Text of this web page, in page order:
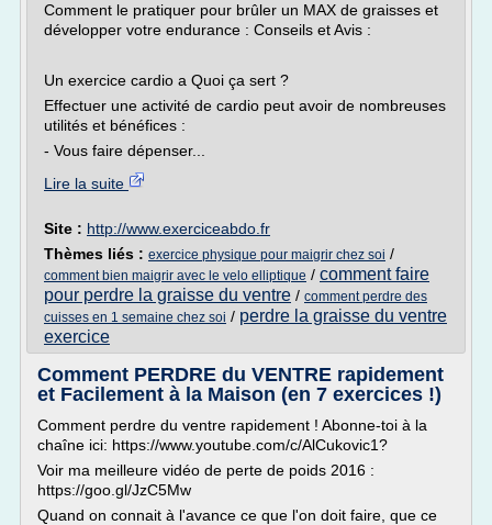
Comment le pratiquer pour brûler un MAX de graisses et
développer votre endurance : Conseils et Avis :
Un exercice cardio a Quoi ça sert ?
Effectuer une activité de cardio peut avoir de nombreuses
utilités et bénéfices :
- Vous faire dépenser...
Lire la suite
Site : http://www.exerciceabdo.fr
Thèmes liés : exercice physique pour maigrir chez soi /
comment bien maigrir avec le velo elliptique / comment faire
pour perdre la graisse du ventre / comment perdre des
cuisses en 1 semaine chez soi / perdre la graisse du ventre
exercice
Comment PERDRE du VENTRE rapidement
et Facilement à la Maison (en 7 exercices !)
Comment perdre du ventre rapidement ! Abonne-toi à la
chaîne ici: https://www.youtube.com/c/AlCukovic1?
Voir ma meilleure vidéo de perte de poids 2016 :
https://goo.gl/JzC5Mw
Quand on connait à l'avance ce que l'on doit faire, que ce